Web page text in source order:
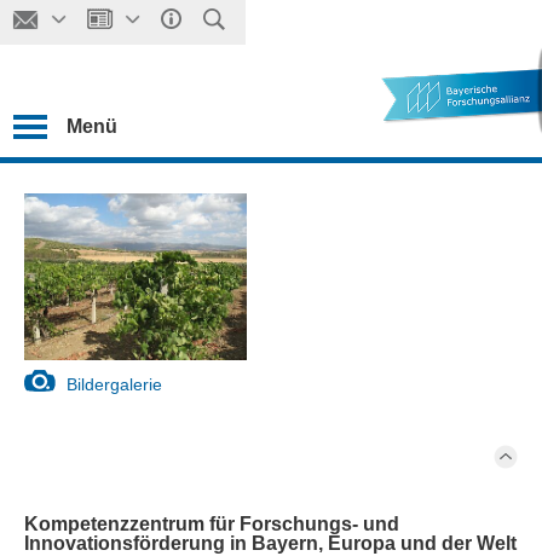
Menü
Bildergalerie
Kompetenzzentrum für Forschungs- und
Innovationsförderung in Bayern, Europa und der Welt